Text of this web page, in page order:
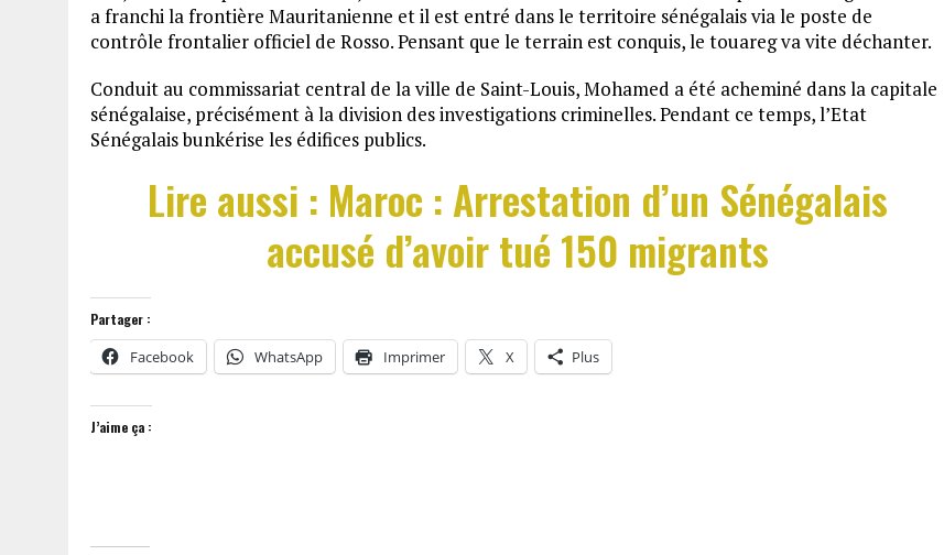
a franchi la frontière Mauritanienne et il est entré dans le territoire sénégalais via le poste de
contrôle frontalier officiel de Rosso. Pensant que le terrain est conquis, le touareg va vite déchanter.
Conduit au commissariat central de la ville de Saint-Louis, Mohamed a été acheminé dans la capitale
sénégalaise, précisément à la division des investigations criminelles. Pendant ce temps, l’Etat
Sénégalais bunkérise les édifices publics.
Lire aussi : Maroc : Arrestation d’un Sénégalais
accusé d’avoir tué 150 migrants
Partager :
Facebook WhatsApp Imprimer X Plus
J’aime ça :